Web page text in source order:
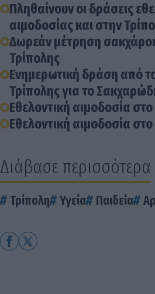
Πληθαίνουν οι δράσεις
αιμοδοσίας και στην
Δωρεάν μέτρηση
Τρίπολης
Ενημερωτική δράση από
Τρίπολης για το
Εθελοντική αιμοδοσία στο
Εθελοντική αιμοδοσία
Διάβασε περισσότερα
Τρίπολη Υγεία Παιδεία